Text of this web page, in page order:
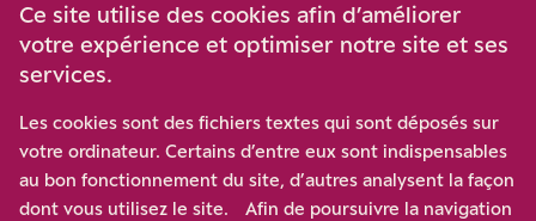
Participez à notre effort pour conforter la démocratie en
luttant contre l’ascension aux extrêmes, et la
disqualification de l’adversaire, en promouvant la
Ce site utilise des cookies afin d’améliorer
votre expérience et optimiser notre site et ses
services.
Les cookies sont des fichiers textes qui sont déposés sur
votre ordinateur. Certains d’entre eux sont indispensables
au bon fonctionnement du site, d’autres analysent la façon
dont vous utilisez le site. Afin de poursuivre la navigation